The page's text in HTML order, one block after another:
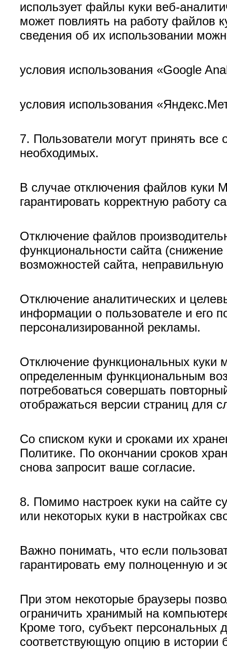
использует файлы куки веб-
может повлиять на работу файлов
сведения об их использовании
условия использования «Google
условия использования
7. Пользователи могут принять все
необходимых.
В случае отключения файлов куки
гарантировать корректную работу
Отключение файлов
функциональности сайта (снижение
возможностей сайта,
Отключение аналитических и
информации о пользователе и его
персонализированной рекламы.
Отключение функциональных куки
определенным функциональным
потребоваться совершать
отображаться версии страниц для
Со списком куки и сроками их
Политике. По окончании сроков
снова запросит ваше согласие.
8. Помимо настроек куки на сайте
или некоторых куки в настройках
Важно понимать, что если
гарантировать ему полноценную и
При этом некоторые браузеры
ограничить хранимый на
Кроме того, субъект
соответствующую опцию в истории